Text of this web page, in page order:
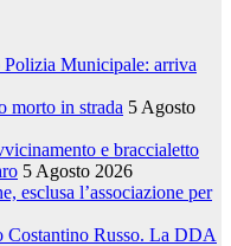
Polizia Municipale: arriva
morto in strada 5 Agosto
e braccialetto
5 Agosto 2026
esclusa l’associazione per
Costantino Russo. La DDA